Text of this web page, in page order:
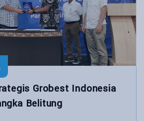
Grobest Indonesia
Belitung